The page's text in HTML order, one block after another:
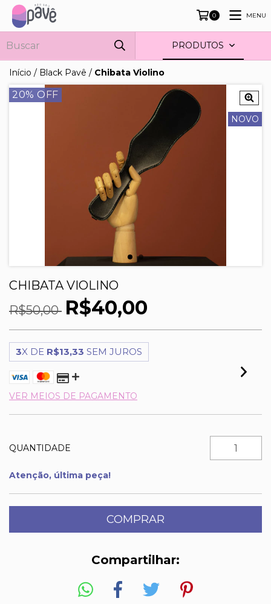
0 MENU
PRODUTOS
Início / Black Pavê / Chibata Violino
20% OFF
NOVO
CHIBATA VIOLINO
R$50,00 R$40,00
3X DE R$13,33 SEM JUROS
VER MEIOS DE PAGAMENTO
QUANTIDADE
Atenção, última peça!
Compartilhar: